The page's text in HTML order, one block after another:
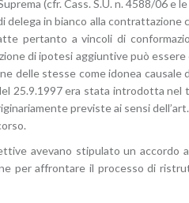
(cfr. Cass. S.U. n. 4588/06 e
delega in bianco alla
pertanto a vincoli di
di ipotesi aggiuntive può
delle stesse come idonea
25.9.1997 era stata introdotta
previste ai sensi
avevano stipulato un accordo
per affrontare il processo di